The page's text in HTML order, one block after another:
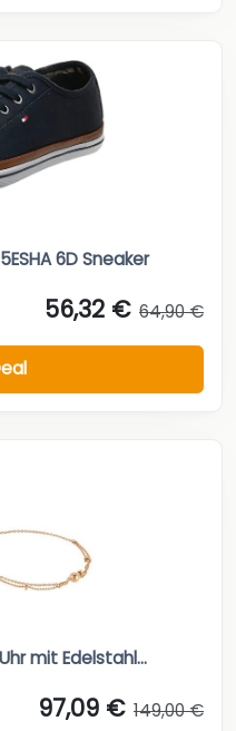
6D Sneaker
56,32 € 64,90 €
mit Edelstahl...
97,09 € 149,00 €